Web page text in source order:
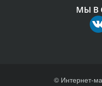
МЫ В
© Интернет-